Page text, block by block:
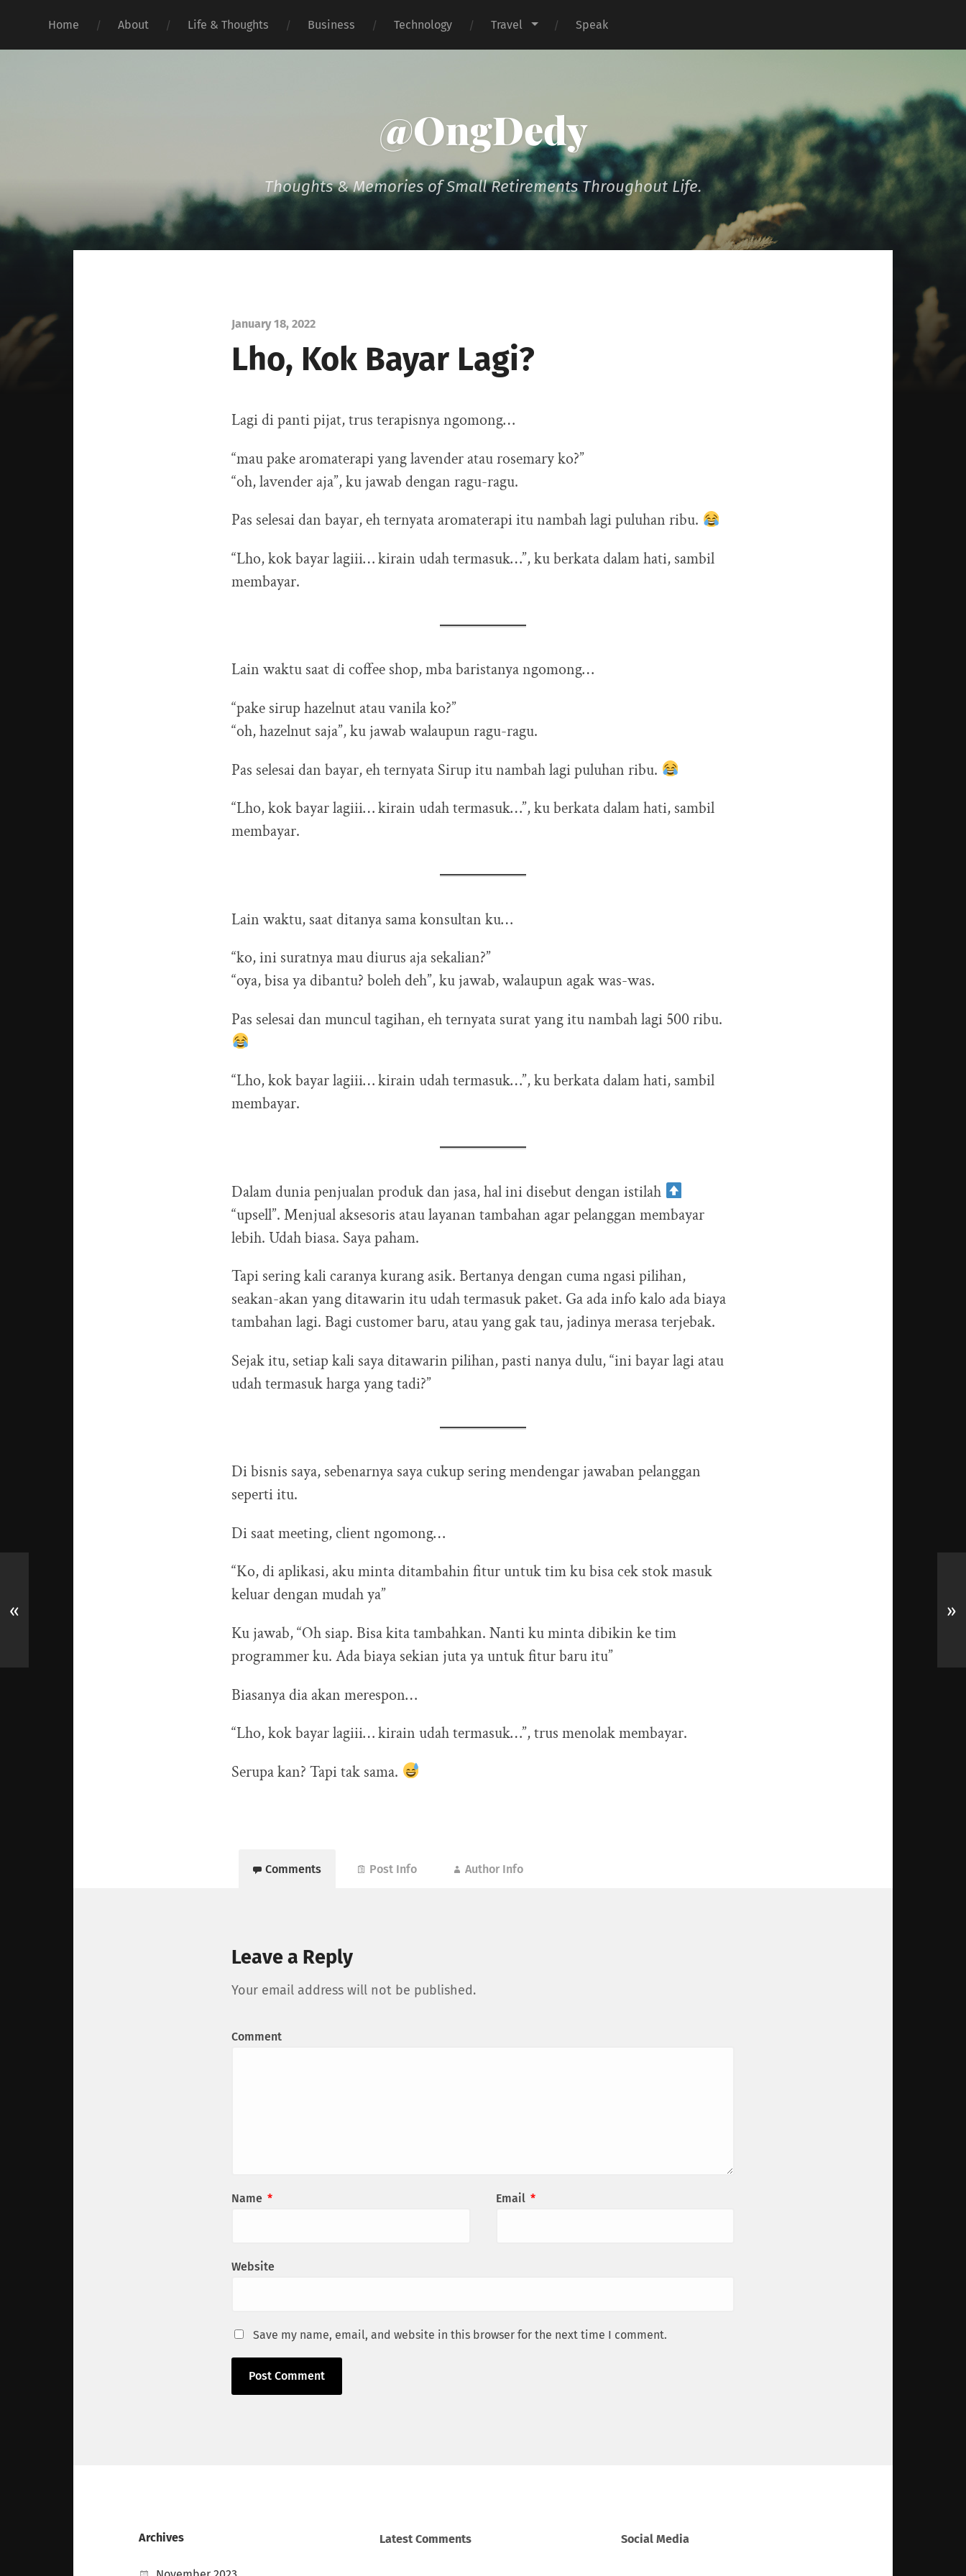
Home About Life & Thoughts Business Technology Travel Speak
@OngDedy
Thoughts & Memories of Small Retirements Throughout Life.
January 18, 2022
Lho, Kok Bayar Lagi?
Lagi di panti pijat, trus terapisnya ngomong…
“mau pake aromaterapi yang lavender atau rosemary ko?”
“oh, lavender aja”, ku jawab dengan ragu-ragu.
Pas selesai dan bayar, eh ternyata aromaterapi itu nambah lagi puluhan ribu.
“Lho, kok bayar lagiii… kirain udah termasuk…”, ku berkata dalam hati, sambil
membayar.
Lain waktu saat di coffee shop, mba baristanya ngomong…
“pake sirup hazelnut atau vanila ko?”
“oh, hazelnut saja”, ku jawab walaupun ragu-ragu.
Pas selesai dan bayar, eh ternyata Sirup itu nambah lagi puluhan ribu.
“Lho, kok bayar lagiii… kirain udah termasuk…”, ku berkata dalam hati, sambil
membayar.
Lain waktu, saat ditanya sama konsultan ku…
“ko, ini suratnya mau diurus aja sekalian?”
“oya, bisa ya dibantu? boleh deh”, ku jawab, walaupun agak was-was.
Pas selesai dan muncul tagihan, eh ternyata surat yang itu nambah lagi 500 ribu.
“Lho, kok bayar lagiii… kirain udah termasuk…”, ku berkata dalam hati, sambil
membayar.
Dalam dunia penjualan produk dan jasa, hal ini disebut dengan istilah
“upsell”. Menjual aksesoris atau layanan tambahan agar pelanggan membayar
lebih. Udah biasa. Saya paham.
Tapi sering kali caranya kurang asik. Bertanya dengan cuma ngasi pilihan,
seakan-akan yang ditawarin itu udah termasuk paket. Ga ada info kalo ada biaya
tambahan lagi. Bagi customer baru, atau yang gak tau, jadinya merasa terjebak.
Sejak itu, setiap kali saya ditawarin pilihan, pasti nanya dulu, “ini bayar lagi atau
udah termasuk harga yang tadi?”
Di bisnis saya, sebenarnya saya cukup sering mendengar jawaban pelanggan
seperti itu.
Di saat meeting, client ngomong…
“Ko, di aplikasi, aku minta ditambahin fitur untuk tim ku bisa cek stok masuk
keluar dengan mudah ya”
Ku jawab, “Oh siap. Bisa kita tambahkan. Nanti ku minta dibikin ke tim
programmer ku. Ada biaya sekian juta ya untuk fitur baru itu”
Biasanya dia akan merespon…
“Lho, kok bayar lagiii… kirain udah termasuk…”, trus menolak membayar.
Serupa kan? Tapi tak sama.
Comments Post Info Author Info
Leave a Reply
Your email address will not be published.
Comment
Name * Email *
Website
Save my name, email, and website in this browser for the next time I comment.
« »
Archives Latest Comments Social Media